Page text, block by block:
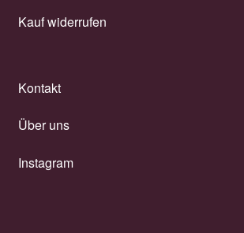
Kauf widerrufen
Kontakt
Über uns
Instagram